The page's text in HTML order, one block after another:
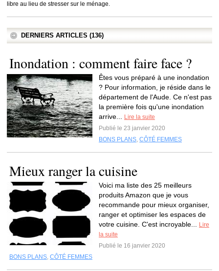
libre au lieu de stresser sur le ménage.
DERNIERS ARTICLES (136)
Inondation : comment faire face ?
Êtes vous préparé à une inondation
? Pour information, je réside dans le
département de l'Aude. Ce n'est pas
la première fois qu'une inondation
arrive...
Lire la suite
Publié le 23 janvier 2020
BONS PLANS, CÔTÉ FEMMES
Mieux ranger la cuisine
Voici ma liste des 25 meilleurs
produits Amazon que je vous
recommande pour mieux organiser,
ranger et optimiser les espaces de
votre cuisine. C'est incroyable...
Lire
la suite
Publié le 16 janvier 2020
BONS PLANS, CÔTÉ FEMMES